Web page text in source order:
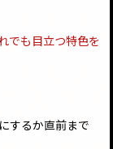
でも目立つ特色を
するか直前まで